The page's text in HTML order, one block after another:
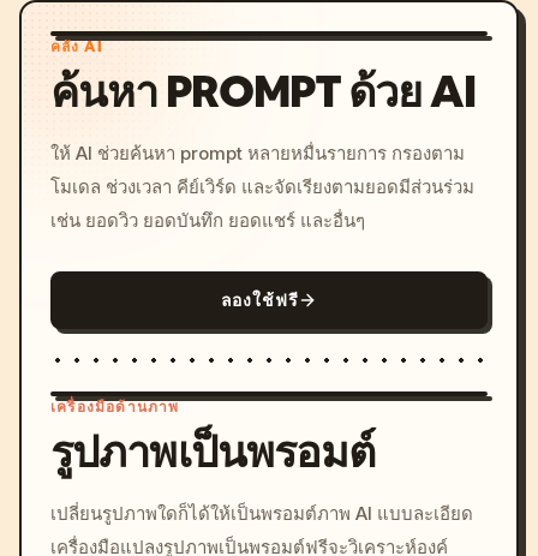
คลัง AI
ค้นหา PROMPT ด้วย AI
ให้ AI ช่วยค้นหา prompt หลายหมื่นรายการ กรองตาม
โมเดล ช่วงเวลา คีย์เวิร์ด และจัดเรียงตามยอดมีส่วนร่วม
เช่น ยอดวิว ยอดบันทึก ยอดแชร์ และอื่นๆ
ลองใช้ฟรี
c, cyberpunk sunset, neon
colors, 8k --v 6.0
เครื่องมือด้านภาพ
รูปภาพเป็นพรอมต์
เปลี่ยนรูปภาพใดก็ได้ให้เป็นพรอมต์ภาพ AI แบบละเอียด
เครื่องมือแปลงรูปภาพเป็นพรอมต์ฟรีจะวิเคราะห์องค์